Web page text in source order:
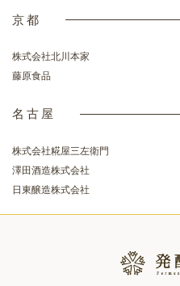
京都
株式会社北川本家
藤原食品
名古屋
株式会社糀屋三左衛門
澤田酒造株式会社
日東醸造株式会社